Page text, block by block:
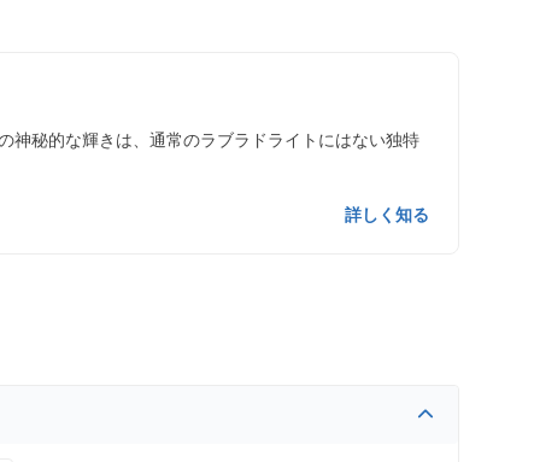
神秘的な輝きは、通常のラブラドライトにはない独特
詳しく知る